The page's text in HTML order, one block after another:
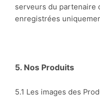
serveurs du partenaire
enregistrées
5. Nos Produits
5.1 Les images des